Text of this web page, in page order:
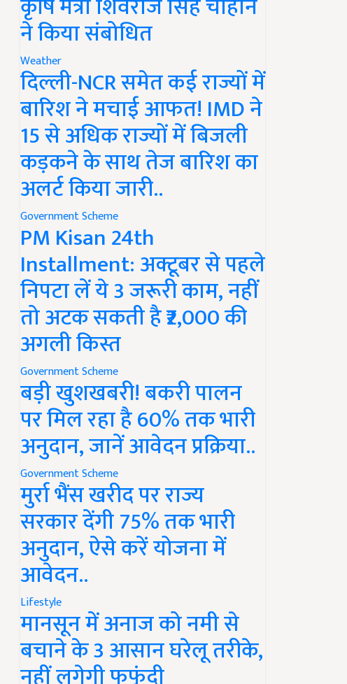
ने किया संबोधित
Weather
दिल्ली-NCR समेत कई राज्यों में
बारिश ने मचाई आफत! IMD ने
15 से अधिक राज्यों में बिजली
कड़कने के साथ तेज बारिश का
अलर्ट किया जारी..
Government Scheme
PM Kisan 24th
Installment: अक्टूबर से पहले
निपटा लें ये 3 जरूरी काम, नहीं
तो अटक सकती है ₹2,000 की
अगली किस्त
Government Scheme
बड़ी खुशखबरी! बकरी पालन
पर मिल रहा है 60% तक भारी
अनुदान, जानें आवेदन प्रक्रिया..
Government Scheme
मुर्रा भैंस खरीद पर राज्य
सरकार देंगी 75% तक भारी
अनुदान, ऐसे करें योजना में
आवेदन..
Lifestyle
मानसून में अनाज को नमी से
बचाने के 3 आसान घरेलू तरीके,